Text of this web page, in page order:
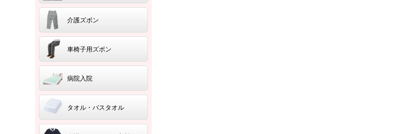
介護ズボン
車椅子用ズボン
病院入院
タオル・バスタオル